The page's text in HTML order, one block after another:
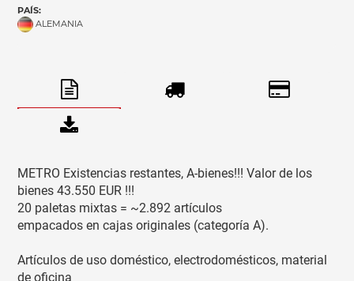
PAÍS:
ALEMANIA
METRO Existencias restantes, A-bienes!!! Valor de los
bienes 43.550 EUR !!!
20 paletas mixtas = ~2.892 artículos
empacados en cajas originales (categoría A).
Artículos de uso doméstico, electrodomésticos, material
de oficina